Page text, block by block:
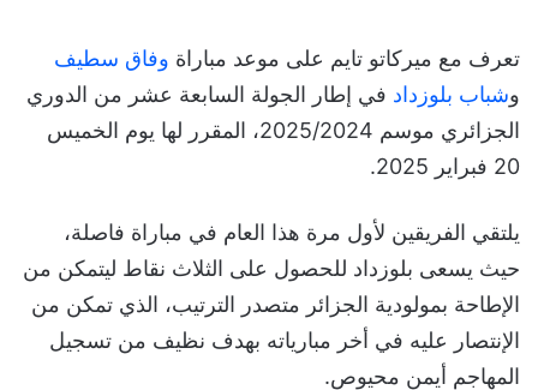
تعرف مع ميركاتو تايم على موعد مباراة وفاق سطيف
وشباب بلوزداد في إطار الجولة السابعة عشر من الدوري
الجزائري موسم 2025/2024، المقرر لها يوم الخميس
20 فبراير 2025.
يلتقي الفريقين لأول مرة هذا العام في مباراة فاصلة،
حيث يسعى بلوزداد للحصول على الثلاث نقاط ليتمكن من
الإطاحة بمولودية الجزائر متصدر الترتيب، الذي تمكن من
الإنتصار عليه في أخر مبارياته بهدف نظيف من تسجيل
المهاجم أيمن محيوص.